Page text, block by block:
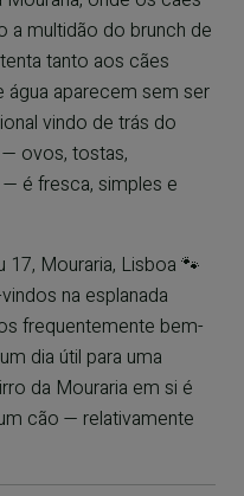
a multidão do brunch de
tanto aos cães
aparecem sem ser
vindo de trás do
ovos, tostas,
é fresca, simples e
17, Mouraria, Lisboa 🐾
na esplanada
frequentemente bem-
dia útil para uma
da Mouraria em si é
cão — relativamente